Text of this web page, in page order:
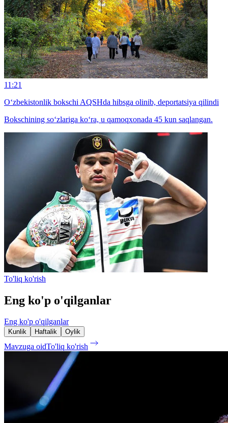
11:21
O‘zbekistonlik bokschi AQSHda hibsga olinib, deportatsiya qilindi
Bokschining so‘zlariga ko‘ra, u qamoqxonada 45 kun saqlangan.
To'liq ko'rish
Eng ko'p o'qilganlar
Eng ko'p o'qilganlar
Kunlik Haftalik Oylik
Mavzuga oidTo'liq ko'rish